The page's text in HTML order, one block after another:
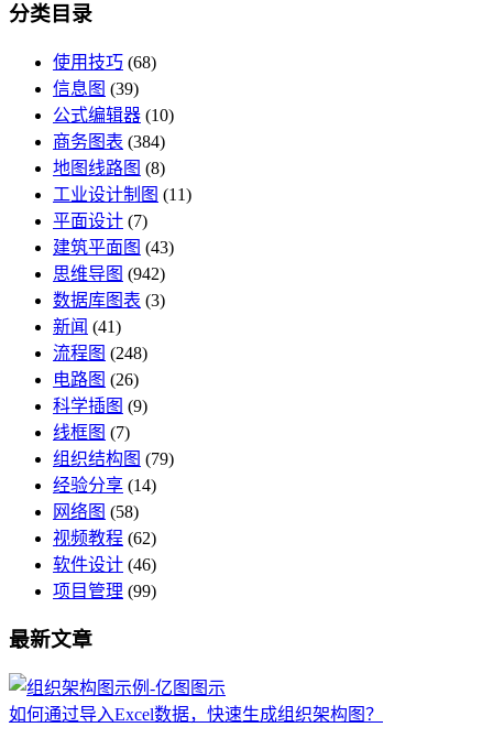
分类目录
使用技巧 (68)
信息图 (39)
公式编辑器 (10)
商务图表 (384)
地图线路图 (8)
工业设计制图 (11)
平面设计 (7)
建筑平面图 (43)
思维导图 (942)
数据库图表 (3)
新闻 (41)
流程图 (248)
电路图 (26)
科学插图 (9)
线框图 (7)
组织结构图 (79)
经验分享 (14)
网络图 (58)
视频教程 (62)
软件设计 (46)
项目管理 (99)
最新文章
如何通过导入Excel数据，快速生成组织架构图？